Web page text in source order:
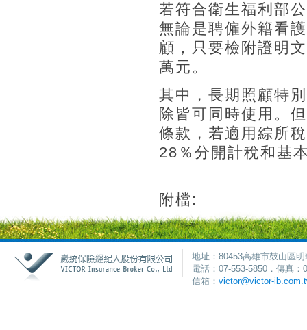
若符合衛生福利部
無論是聘僱外籍看
顧，只要檢附證明
萬元。
其中，長期照顧特
除皆可同時使用。
條款，若適用綜所
28％分開計稅和基
附檔:
地址：80453高雄市鼓山區
電話：07-553-5850．傳真
信箱： victor@victor-